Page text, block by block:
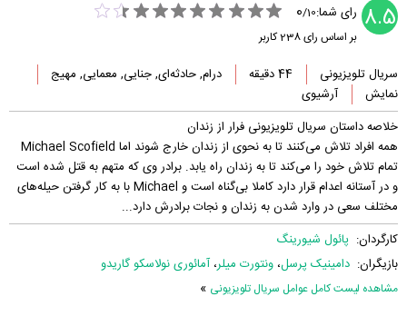
8.5 رای شما: 0/10
بر اساس رای238کاربر
سریال تلویزیونی 44 دقیقه
درام, حادثه‌ای, جنایی, معمایی, مهیج
نمایش
آرشیوی
خلاصه داستان سریال تلویزیونی فرار از زندان
همه افراد تلاش می‌کنند تا به نحوی از زندان خارج شوند اما Michael Scofield
تمام تلاش خود را می‌کند تا به زندان راه یابد. برادر وی که متهم به قتل شده است
و در آستانه اعدام قرار دارد کاملا بی‌گناه است و Michael با به کار گرفتن حیله‌های
مختلف سعی در وارد شدن به زندان و نجات برادرش دارد...
کارگردان: پائول شیورینگ
بازیگران: دامینیک پرسل، ونتورت میلر، آمائوری نولاسکو گاریدو
مشاهده لیست کامل عوامل سریال تلویزیونی »